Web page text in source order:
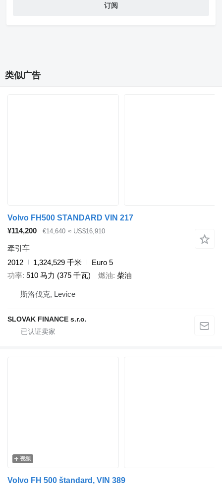
订阅
类似广告
Volvo FH500 STANDARD VIN 217
¥114,200
€14,640 ≈ US$16,910
牵引车
2012
1,324,529 千米
Euro 5
功率 510 马力 (375 千瓦) 燃油 柴油
斯洛伐克, Levice
SLOVAK FINANCE s.r.o.
视频
Volvo FH 500 štandard, VIN 389